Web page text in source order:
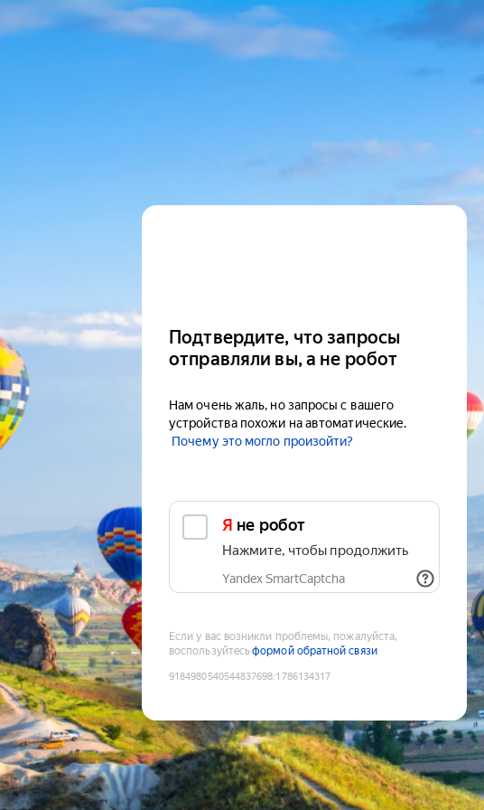
Подтвердите, что запросы
отправляли вы, а не робот
Нам очень жаль, но запросы с вашего
устройства похожи на автоматические.
Почему это могло произойти?
Я не робот
Нажмите, чтобы продолжить
Yandex SmartCaptcha
Если у вас возникли проблемы, пожалуйста,
воспользуйтесьформой обратной связи
9184980540544837698:1786134317